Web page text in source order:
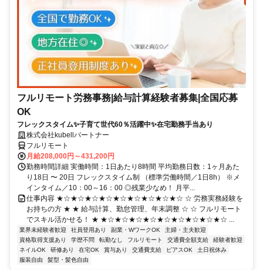
フルリモート労務事務|給与計算経験者募集|全国応募
OK
フレックスタイム✨子育て世代60％活躍中✨在宅勤務手当あり
株式会社kubellパートナー
フルリモート
月給208,000円～431,200円
勤務時間詳細 実働時間：1日あたり8時間 平均勤務日数：1ヶ月あた
り18日 〜 20日 フレックスタイム制 （標準労働時間／1日8h） ※メ
インタイム／10：00～16：00 ◎残業少なめ！ 月平...
仕事内容 ★☆★☆★☆★☆★☆★☆★☆★☆★☆ ☆ 労務実務経験を
お持ちの方 ★ ★ 給与計算、勤怠管理、年末調整 ☆ ☆ フルリモート
でスキル活かせる！ ★ ★☆★☆★☆★☆★☆★☆★☆★☆★☆ ...
業界未経験者歓迎 社員登用あり 副業・WワークOK
主婦・主夫歓迎
資格取得支援あり
学歴不問 転勤なし フルリモート 交通費全額支給
経験者歓迎
ネイルOK
研修あり 在宅OK 賞与あり 交通費支給 ピアスOK
土日祝休み
服装自由
髪型・髪色自由